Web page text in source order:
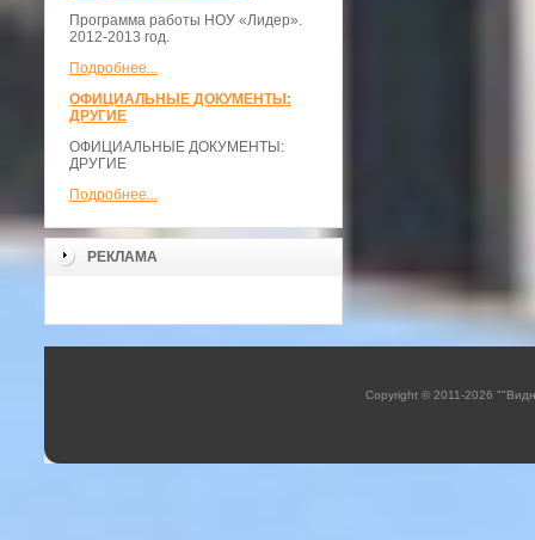
Программа работы НОУ «Лидер».
2012-2013 год.
Подробнее...
ОФИЦИАЛЬНЫЕ ДОКУМЕНТЫ:
ДРУГИЕ
ОФИЦИАЛЬНЫЕ ДОКУМЕНТЫ:
ДРУГИЕ
Подробнее...
РЕКЛАМА
Copyright © 2011-2026